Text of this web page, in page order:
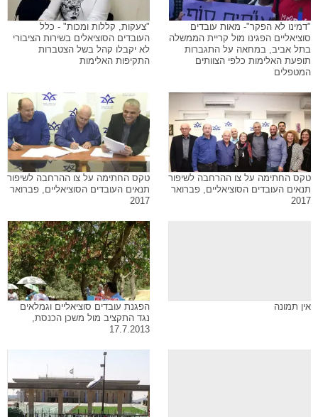
"דמינו לא הפקר"- מאות עובדים
סוציאליים הפגינו מול קריית הממשלה
בתל אביב, במחאה על התגברות
תופעת האלימות כלפי הצוותים
המטפלים
"צעקות, קללות ומכות" - כלל
העובדים הסוציאלים בשירות הציבורי
לא יקבלו קהל בשל הצטברות
התקיפות האלימות
טקס החתימה על צו ההרחבה לשיפור
תנאים העובדים הסוציאליים, פברואר
2017
טקס החתימה על צו ההרחבה לשיפור
תנאים העובדים הסוציאליים, פברואר
2017
אין תמונה
הפגנת עובדים סוציאליים וגמלאים
נגד התקציב מול משכן הכנסת,
17.7.2013